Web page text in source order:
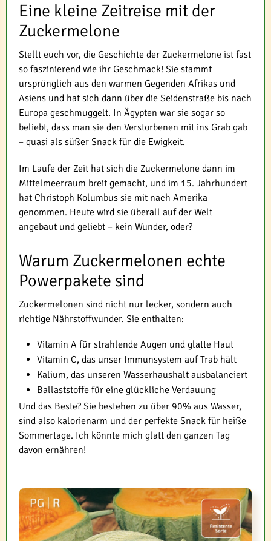
Eine kleine Zeitreise mit der
Zuckermelone
Stellt euch vor, die Geschichte der Zuckermelone ist fast
so faszinierend wie ihr Geschmack! Sie stammt
ursprünglich aus den warmen Gegenden Afrikas und
Asiens und hat sich dann über die Seidenstraße bis nach
Europa geschmuggelt. In Ägypten war sie sogar so
beliebt, dass man sie den Verstorbenen mit ins Grab gab
– quasi als süßer Snack für die Ewigkeit.
Im Laufe der Zeit hat sich die Zuckermelone dann im
Mittelmeerraum breit gemacht, und im 15. Jahrhundert
hat Christoph Kolumbus sie mit nach Amerika
genommen. Heute wird sie überall auf der Welt
angebaut und geliebt – kein Wunder, oder?
Warum Zuckermelonen echte
Powerpakete sind
Zuckermelonen sind nicht nur lecker, sondern auch
richtige Nährstoffwunder. Sie enthalten:
Vitamin A für strahlende Augen und glatte Haut
Vitamin C, das unser Immunsystem auf Trab hält
Kalium, das unseren Wasserhaushalt ausbalanciert
Ballaststoffe für eine glückliche Verdauung
Und das Beste? Sie bestehen zu über 90% aus Wasser,
sind also kalorienarm und der perfekte Snack für heiße
Sommertage. Ich könnte mich glatt den ganzen Tag
davon ernähren!